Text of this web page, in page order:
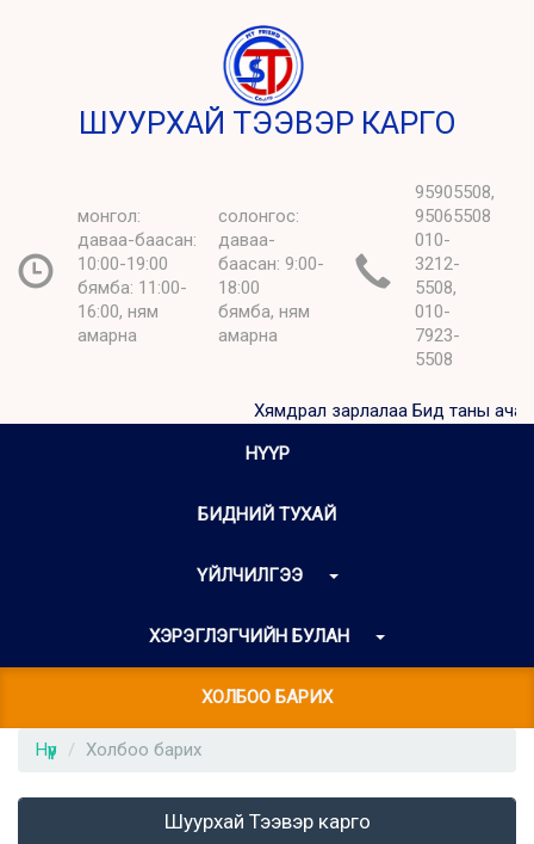
ШУУРХАЙ ТЭЭВЭР КАРГО
монгол:
даваа-баасан:
10:00-19:00
бямба: 11:00-
16:00, ням
амарна
солонгос:
даваа-
баасан: 9:00-
18:00
бямба, ням
амарна
95905508,
95065508
010-
3212-
5508,
010-
7923-
5508
Хямдрал зарлалаа Бид таны ачааг
НҮҮР
БИДНИЙ ТУХАЙ
ҮЙЛЧИЛГЭЭ
ХЭРЭГЛЭГЧИЙН БУЛАН
ХОЛБОО БАРИХ
Нүүр Холбоо барих
Шуурхай Тээвэр карго